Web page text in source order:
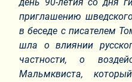
приглашению
в беседе с писателем
шла о влиянии
частности, о
Мальмквиста,